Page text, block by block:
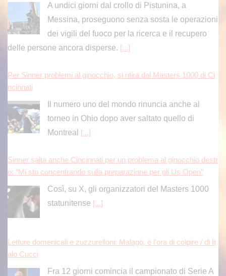
A undici giorni dal crollo di Pistunina, a
Messina, proseguono senza sosta le operazioni
dei vigili del fuoco per la ricerca e il recupero
delle persone ancora disperse. [...]
Per Sinner problemi al ginocchio, si ritira dal Masters 1000 di Ci
ncinnati
Il numero uno del mondo rinuncia anche al
torneo in Ohio dopo aver saltato quello di
Montreal
[...]
Sinner salta anche Cincinnati per un problema al ginocchio destr
o: “Mi sto concentrando sulla preparazione per gli Us Open”
Così, su X, gli organizzatori del Masters 1000
statunitense [...]
Letture domenicali e zuzzurelloni: Malagò, è l’ora di colpire / di It
alo Cucci
Fra 12 giorni comincia il campionato di Serie A